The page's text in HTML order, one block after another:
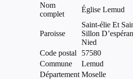
Nom
complet
Église Lemud
Paroisse
Saint-élie Et
Sillon
Nied
Code postal
57580
Commune
Lemud
Département Moselle